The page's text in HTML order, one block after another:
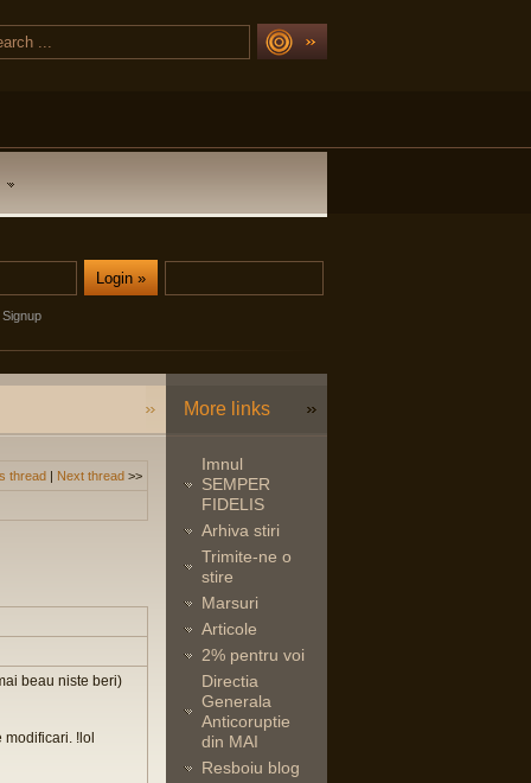
Signup
thread | Next thread >>
beau niste beri)
!lol
More links
Imnul
SEMPER
FIDELIS
Arhiva stiri
Trimite-ne o
stire
Marsuri
Articole
2% pentru voi
Directia
Generala
Anticoruptie
din MAI
Resboiu blog